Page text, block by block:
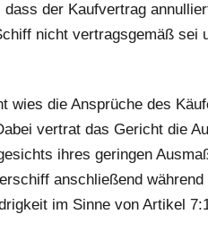
dass der Kaufvertrag
nicht vertragsgemäß sei
wies die Ansprüche des
vertrat das Gericht die
ihres geringen
anschließend
im Sinne von Artikel